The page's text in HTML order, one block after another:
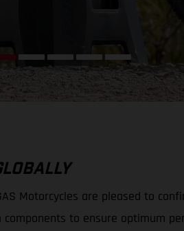
Motorcycles are pleased to
to ensure optimum